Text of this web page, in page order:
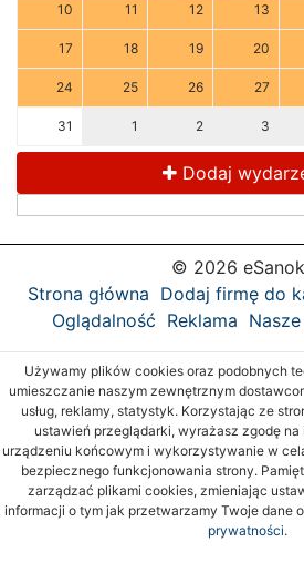
10 11 12 13
17 18 19 20
24 25 26 27
31 1 2 3
Dodaj
© 2026
Strona główna Dodaj firmę do
Oglądalność Reklama
Używamy plików cookies oraz podobnych
umieszczanie naszym zewnętrznym
usług, reklamy, statystyk. Korzystając ze
ustawień przeglądarki, wyrażasz zgodę
urządzeniu końcowym i wykorzystywanie w
bezpiecznego funkcjonowania strony.
zarządzać plikami cookies, zmieniając
informacji o tym jak przetwarzamy Twoje dane
prywatności.